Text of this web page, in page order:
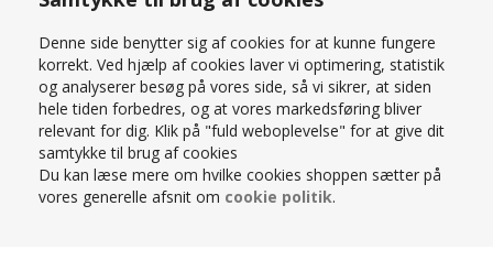
Denne side benytter sig af cookies for at kunne fungere
korrekt. Ved hjælp af cookies laver vi optimering, statistik
og analyserer besøg på vores side, så vi sikrer, at siden
hele tiden forbedres, og at vores markedsføring bliver
relevant for dig. Klik på "fuld weboplevelse" for at give dit
samtykke til brug af cookies
Du kan læse mere om hvilke cookies shoppen sætter på
vores generelle afsnit om cookie politik.
SPAR
20%